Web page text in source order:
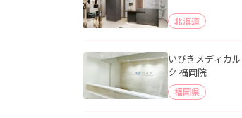
北海道
いびきメディカ
ク 福岡院
福岡県